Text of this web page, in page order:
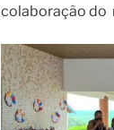
colaboração do